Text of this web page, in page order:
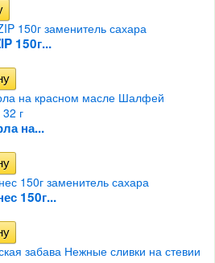
150г...
на...
150г...